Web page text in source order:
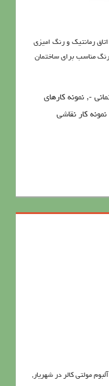
اتاق رمانتیک و رنگ امیزی
رنگ مناسب برای ساختمان
-, نمونه کارهای
کار نقاشی
آلبوم مولتی کالر در شهریار ,